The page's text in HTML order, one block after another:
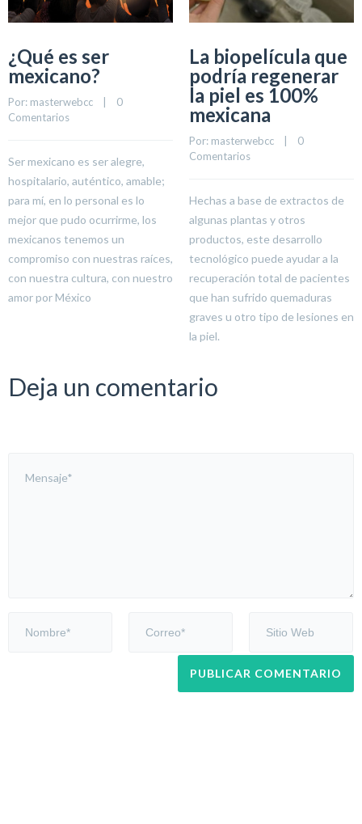
¿Qué es ser
mexicano?
Por: masterwebcc
0
Comentarios
Ser mexicano es ser alegre,
hospitalario, auténtico, amable;
para mí, en lo personal es lo
mejor que pudo ocurrirme, los
mexicanos tenemos un
compromiso con nuestras raíces,
con nuestra cultura, con nuestro
amor por México
La biopelícula que
podría regenerar
la piel es 100%
mexicana
Por: masterwebcc
0
Comentarios
Hechas a base de extractos de
algunas plantas y otros
productos, este desarrollo
tecnológico puede ayudar a la
recuperación total de pacientes
que han sufrido quemaduras
graves u otro tipo de lesiones en
la piel.
Deja un comentario